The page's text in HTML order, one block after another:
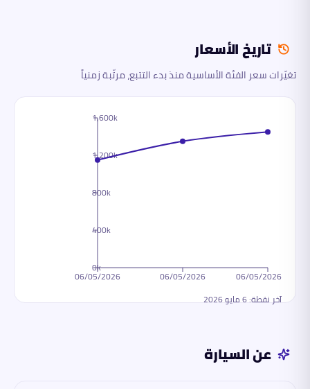
تاريخ الأسعار
تغيّرات سعر الفئة الأساسية منذ بدء التتبع، مرتّبة زمنياً
06/05/2026 06/05/2026 06/05/2026
0k
400k
800k
1,200k
1,600k
آخر نقطة:6 مايو 2026
عن السيارة